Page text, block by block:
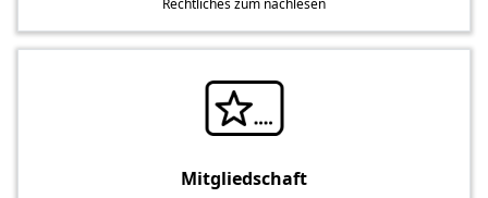
Rechtliches zum nachlesen
Mitgliedschaft